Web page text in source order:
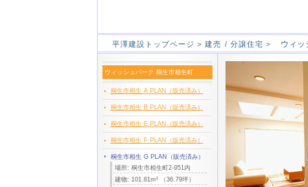
平澤建設トップページ >建売 / 分譲住宅 > ウィッ
ウィッシュパーク 桐生市相生町
桐生市相生 A PLAN（販売済み）
桐生市相生 B PLAN（販売済み）
桐生市相生 E PLAN（販売済み）
桐生市相生 F PLAN（販売済み）
桐生市相生 G PLAN（販売済み）
場所: 桐生市相生町2-951内
建物: 101.81m² （36.79坪）